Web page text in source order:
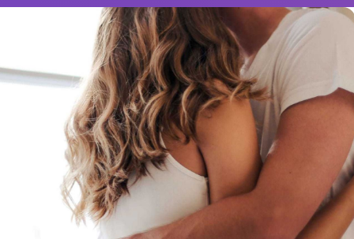
Soon you will learn more about me here...